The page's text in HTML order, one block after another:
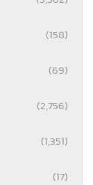
(158)
(69)
(2,756)
(1,351)
(17)